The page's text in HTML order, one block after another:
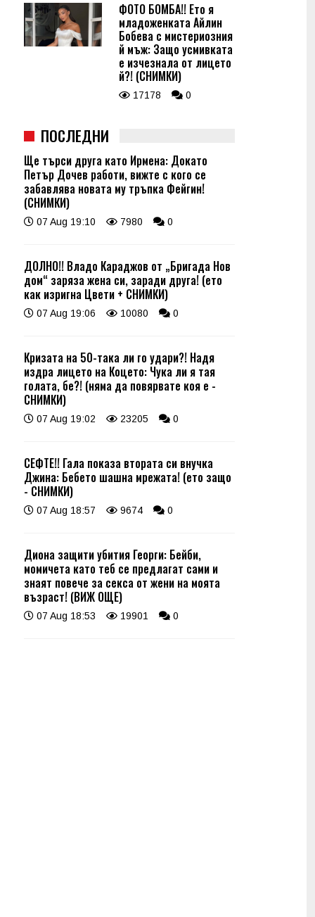
ФОТО БОМБА!! Ето я
младоженката Айлин
Бобева с мистериозния
й мъж: Защо усмивката
е изчезнала от лицето
й?! (СНИМКИ)
17178 0
ПОСЛЕДНИ
Ще търси друга като Ирмена: Докато
Петър Дочев работи, вижте с кого се
забавлява новата му тръпка Фейгин!
(СНИМКИ)
07 Aug 19:10 7980 0
ДОЛНО!! Владо Караджов от „Бригада Нов
дом“ заряза жена си, заради друга! (ето
как изригна Цвети + СНИМКИ)
07 Aug 19:06 10080 0
Кризата на 50-така ли го удари?! Надя
издра лицето на Коцето: Чука ли я тая
голата, бе?! (няма да повярвате коя е -
СНИМКИ)
07 Aug 19:02 23205 0
СЕФТЕ!! Гала показа втората си внучка
Джина: Бебето шашна мрежата! (ето защо
- СНИМКИ)
07 Aug 18:57 9674 0
Диона защити убития Георги: Бейби,
момичета като теб се предлагат сами и
знаят повече за секса от жени на моята
възраст! (ВИЖ ОЩЕ)
07 Aug 18:53 19901 0